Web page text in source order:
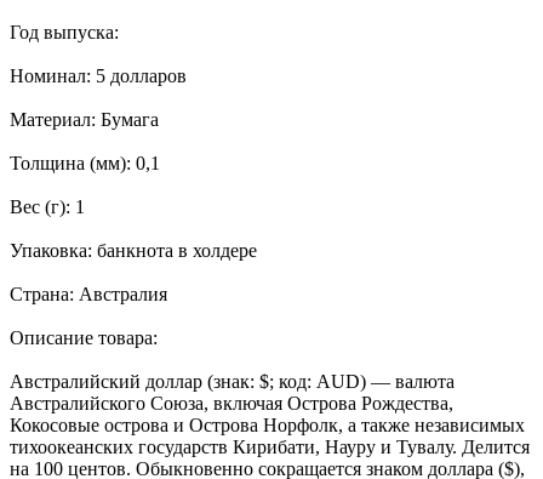
Год выпуска:
Номинал: 5 долларов
Материал: Бумага
Толщина (мм): 0,1
Вес (г): 1
Упаковка: банкнота в холдере
Страна: Австралия
Описание товара:
Австралийский доллар (знак: $; код: AUD) — валюта
Австралийского Союза, включая Острова Рождества,
Кокосовые острова и Острова Норфолк, а также независимых
тихоокеанских государств Кирибати, Науру и Тувалу. Делится
на 100 центов. Обыкновенно сокращается знаком доллара ($),